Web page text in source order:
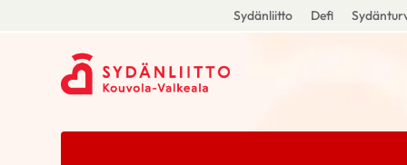
Sydänliitto Defi